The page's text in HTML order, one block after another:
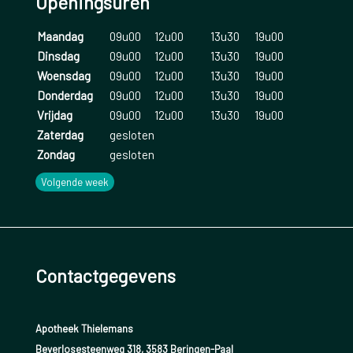
flauwvallen, geven. Dit gaat vaak samen met
oppervlakkig ademen of hyperventileren.
Bepaalde geneesmiddelen zoals o.a vochtafdrijvers,
bloeddrukpillen, slaappillen, antidepressiva, sommige
pijnstillers en antibiotica kunnen eventueel aanleiding
geven tot duizeligheid. Alcohol in combinatie met
bepaalde geneesmiddelen kan dit gevoel nog
versterken.
Duizeligheid in combinatie met wazig zien,
verwardheid, moeilijkheden met praten of het vinden
verlamming van een lichaamshelft kan o.a. te wijten
Maandag 09u00 12u00 13u30
19u00
Dinsdag
09u00 12u00 13u30
19u00
Woensdag
09u00 12u00 13u30
19u00
Donderdag
09u00 12u00 13u30
19u00
Vrijdag
09u00 12u00 13u30
19u00
Zaterdag
gesloten
Zondag
gesloten
Volgende week
Contactgegevens
Apotheek Thielemans
Beverlosesteenweg 318, 3583 Beringen-Paal